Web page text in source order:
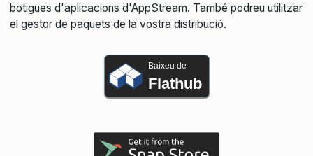
botigues d'aplicacions d'AppStream. També podreu utilitzar
el gestor de paquets de la vostra distribució.
Baixeu de
Flathub